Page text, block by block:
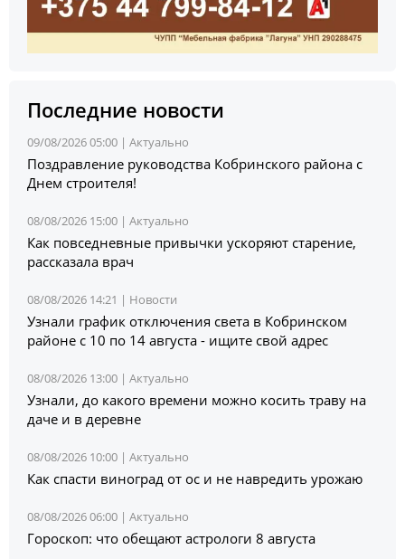
Последние новости
09/08/2026 05:00 | Актуально
Поздравление руководства Кобринского района с
Днем строителя!
08/08/2026 15:00 | Актуально
Как повседневные привычки ускоряют старение,
рассказала врач
08/08/2026 14:21 | Новости
Узнали график отключения света в Кобринском
районе с 10 по 14 августа - ищите свой адрес
08/08/2026 13:00 | Актуально
Узнали, до какого времени можно косить траву на
даче и в деревне
08/08/2026 10:00 | Актуально
Как спасти виноград от ос и не навредить урожаю
08/08/2026 06:00 | Актуально
Гороскоп: что обещают астрологи 8 августа